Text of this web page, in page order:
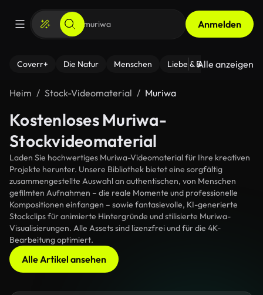
Anmelden
Coverr+ Die Natur Menschen Liebe & Beziehungen
Alle anzeigen
Heim Stock-Videomaterial Muriwa
Kostenloses Muriwa-
Stockvideomaterial
Laden Sie hochwertiges Muriwa-Videomaterial für Ihre kreativen
Projekte herunter. Unsere Bibliothek bietet eine sorgfältig
zusammengestellte Auswahl an authentischen, von Menschen
gefilmten Aufnahmen – die reale Momente und professionelle
Kompositionen einfangen – sowie fantasievolle, KI-generierte
Stockclips für animierte Hintergründe und stilisierte Muriwa-
Visualisierungen. Alle Assets sind lizenzfrei und für die 4K-
Bearbeitung optimiert.
Alle Artikel ansehen